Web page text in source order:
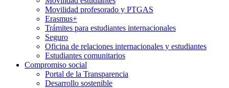
Movilidad profesorado y PTGAS
Erasmus+
Trámites para estudiantes internacionales
Seguro
Oficina de relaciones internacionales y estudiantes
Estudiantes comunitarios
Compromiso social
Portal de la Transparencia
Desarrollo sostenible